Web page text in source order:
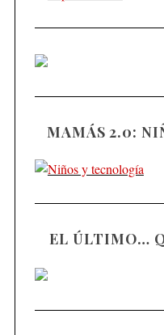
MAMÁS 2.0:
EL ÚLTIMO…